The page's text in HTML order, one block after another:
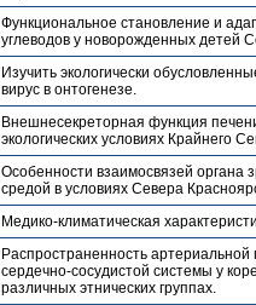
Функциональное становление и
углеводов у новорожденных детей
Изучить экологически
вирус в онтогенезе.
Внешнесекреторная функция
экологических условиях Крайнего
Особенности взаимосвязей органа
средой в условиях Севера
Медико-климатическая
Распространенность
сердечно-сосудистой системы у
различных этнических группах.